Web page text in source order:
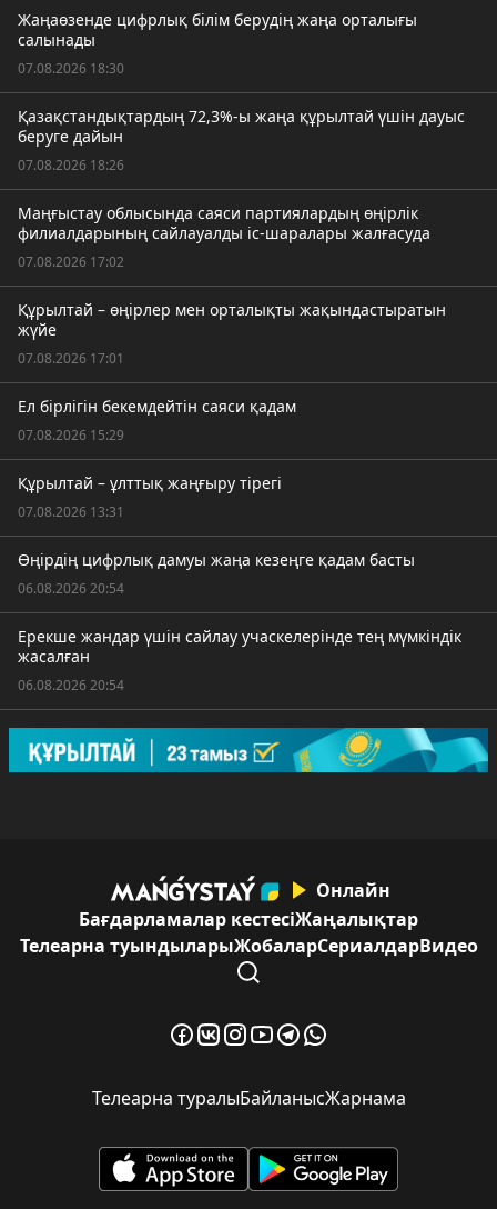
Жаңаөзенде цифрлық білім берудің жаңа орталығы
салынады
07.08.2026 18:30
Қазақстандықтардың 72,3%-ы жаңа құрылтай үшін дауыс
беруге дайын
07.08.2026 18:26
Маңғыстау облысында саяси партиялардың өңірлік
филиалдарының сайлауалды іс-шаралары жалғасуда
07.08.2026 17:02
Құрылтай – өңірлер мен орталықты жақындастыратын
жүйе
07.08.2026 17:01
Ел бірлігін бекемдейтін саяси қадам
07.08.2026 15:29
Құрылтай – ұлттық жаңғыру тірегі
07.08.2026 13:31
Өңірдің цифрлық дамуы жаңа кезеңге қадам басты
06.08.2026 20:54
Ерекше жандар үшін сайлау учаскелерінде тең мүмкіндік
жасалған
06.08.2026 20:54
Онлайн
Бағдарламалар кестесіЖаңалықтар
Телеарна туындыларыЖобаларСериалдарВидео
Телеарна туралыБайланысЖарнама